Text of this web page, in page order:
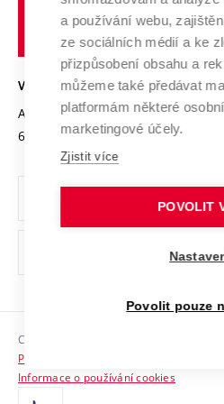
Transfer znalostí
Open Science
Projekty
Projekty ze strukturálních fondů
Specifický výzkum
Mezinárodní dohody
Univerzitní sítě
Podnikavá univerzita / ContriBUTe
Bezpečná univerzita
Vyznamenání
Organizační struktura
Ochrana osobních údajů
odkaz)
Sociální bezpečí
HR Award
VYSOKÉ UČENÍ TECHNICKÉ V
Antonínská 548/1
602 00 Brno
www.vut.cz
Copyright © 2026 VUT
Prohlášení o přístupnosti
Informace o používání cookies
a používání webu,
ze sociálních médií a ke
přizpůsobení obsahu a
můžeme také předávat
platformám některé
marketingové účely.
Zjistit více
POVOLIT
Povolit pouze